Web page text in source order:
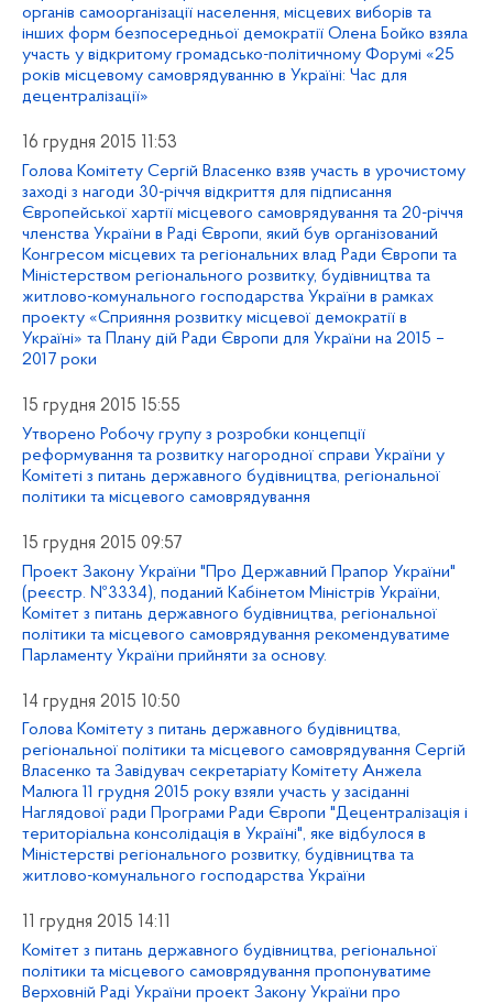
органів самоорганізації населення, місцевих виборів та
інших форм безпосередньої демократії Олена Бойко взяла
участь у відкритому громадсько-політичному Форумі «25
років місцевому самоврядуванню в Україні: Час для
децентралізації»
16 грудня 2015 11:53
Голова Комітету Сергій Власенко взяв участь в урочистому
заході з нагоди 30-річчя відкриття для підписання
Європейської хартії місцевого самоврядування та 20-річчя
членства України в Раді Європи, який був організований
Конгресом місцевих та регіональних влад Ради Європи та
Міністерством регіонального розвитку, будівництва та
житлово-комунального господарства України в рамках
проекту «Сприяння розвитку місцевої демократії в
Україні» та Плану дій Ради Європи для України на 2015 –
2017 роки
15 грудня 2015 15:55
Утворено Робочу групу з розробки концепції
реформування та розвитку нагородної справи України у
Комітеті з питань державного будівництва, регіональної
політики та місцевого самоврядування
15 грудня 2015 09:57
Проект Закону України "Про Державний Прапор України"
(реєстр. №3334), поданий Кабінетом Міністрів України,
Комітет з питань державного будівництва, регіональної
політики та місцевого самоврядування рекомендуватиме
Парламенту України прийняти за основу.
14 грудня 2015 10:50
Голова Комітету з питань державного будівництва,
регіональної політики та місцевого самоврядування Сергій
Власенко та Завідувач секретаріату Комітету Анжела
Малюга 11 грудня 2015 року взяли участь у засіданні
Наглядової ради Програми Ради Європи "Децентралізація і
територіальна консолідація в Україні", яке відбулося в
Міністерстві регіонального розвитку, будівництва та
житлово-комунального господарства України
11 грудня 2015 14:11
Комітет з питань державного будівництва, регіональної
політики та місцевого самоврядування пропонуватиме
Верховній Раді України проект Закону України про